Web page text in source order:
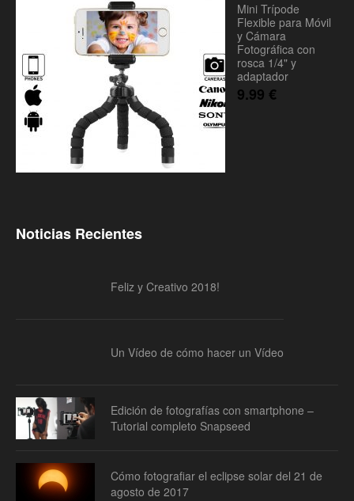
Mini Trípode
Flexible para Móvil
y Cámara
Fotográfica con
rosca 1/4" y
adaptador
9.99 €
Noticias Recientes
Feliz y Creativo 2018!
Un Vídeo de cómo hacer un Vídeo
Edición de fotografías con smartphone –
Tutorial completo Snapseed
Cómo fotografiar el eclipse solar del 21 de
agosto de 2017